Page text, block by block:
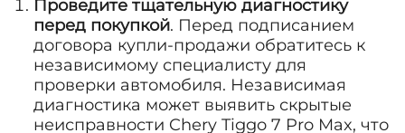
Проведите тщательную диагностику
перед покупкой. Перед подписанием
договора купли-продажи обратитесь к
независимому специалисту для
проверки автомобиля. Независимая
диагностика может выявить скрытые
неисправности Chery Tiggo 7 Pro Max, что